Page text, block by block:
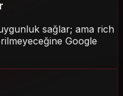
sağlar; ama rich
Google